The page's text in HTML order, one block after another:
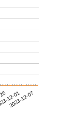
12-01
2023-12-07